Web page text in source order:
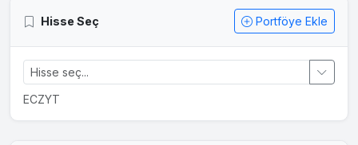
Hisse Seç Portföye Ekle
ECZYT